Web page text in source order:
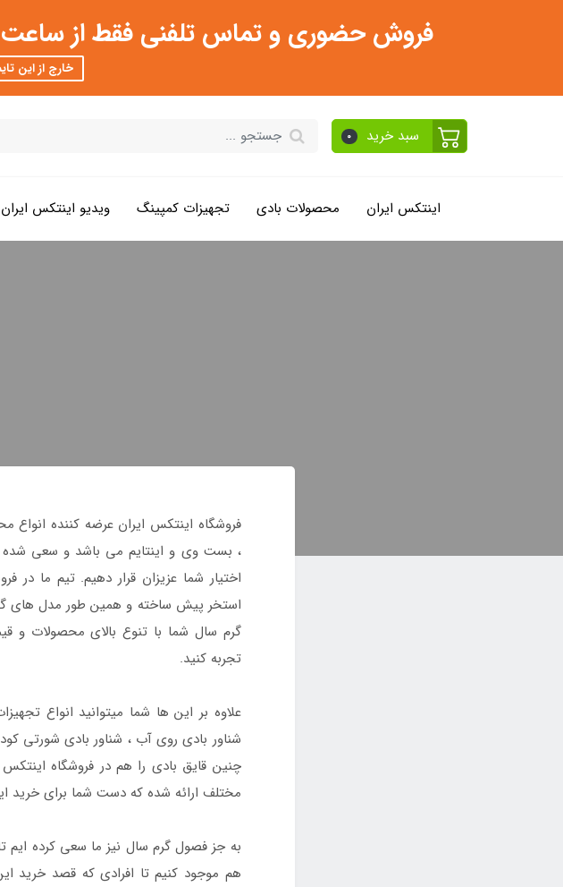
فروش حضوری و تماس تلفنی فقط از ساعت 11:30 صبح تا 2 عصر و 3 تا 8 شب امکان پذیر است
خارج از این
سبد خرید 0
اینتکس ایران محصولات بادی تجهیزات کمپینگ ویدیو اینتکس ایران
فروشگاه اینتکس ایران عرضه کننده
، بست وی و اینتایم می باشد و سعی شده
اختیار شما عزیزان قرار دهیم. تیم ما در
استخر پیش ساخته و همین طور مدل های
گرم سال شما با تنوع بالای محصولات و
تجربه کنید.
علاوه بر این ها شما میتوانید انواع
شناور بادی روی آب ، شناور بادی شورتی
چنین قایق بادی را هم در فروشگاه
مختلف ارائه شده که دست شما برای خرید
به جز فصول گرم سال نیز ما سعی کرده
هم موجود کنیم تا افرادی که قصد خرید